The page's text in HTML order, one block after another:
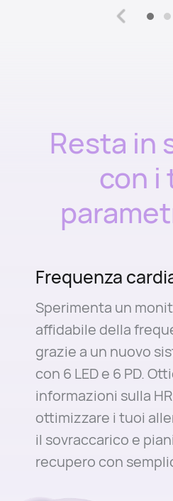
Resta in
con i
Frequenza
Sperimenta un
affidabile della
grazie a un nuovo
con 6 LED e 6 PD.
informazioni sulla
ottimizzare i tuoi
il sovraccarico e
recupero con